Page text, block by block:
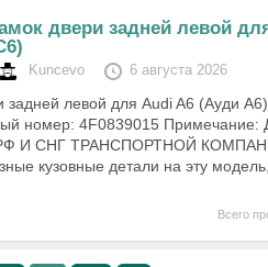
двери задней левой
Kuncevo 6 августа 2026
задней левой для Audi A6 (Ауди
номер: 4F0839015
И СНГ ТРАНСПОРТНОЙ
кузовные детали на эту
Всего